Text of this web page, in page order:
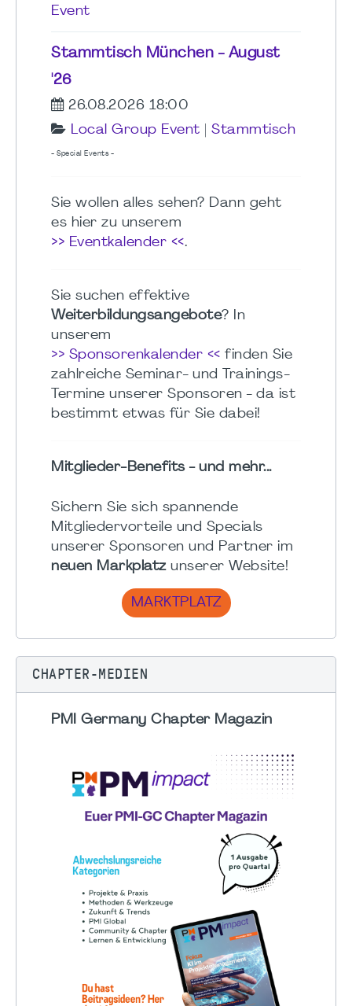
Event
Stammtisch München - August
'26
26.08.2026 18:00
Local Group Event
Stammtisch
- Special Events -
Sie wollen alles sehen? Dann geht
es hier zu unserem
>> Eventkalender <<.
Sie suchen effektive
Weiterbildungsangebote? In
unserem
>> Sponsorenkalender << finden Sie
zahlreiche Seminar- und Trainings-
Termine unserer Sponsoren - da ist
bestimmt etwas für Sie dabei!
Mitglieder-Benefits - und mehr...
Sichern Sie sich spannende
Mitgliedervorteile und Specials
unserer Sponsoren und Partner im
neuen Markplatzunserer Website!
MARKTPLATZ
CHAPTER-MEDIEN
PMI Germany Chapter Magazin